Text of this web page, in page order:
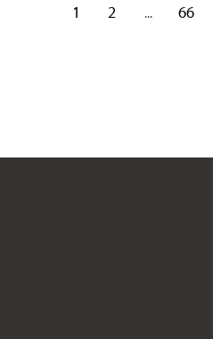
1 2 ... 66